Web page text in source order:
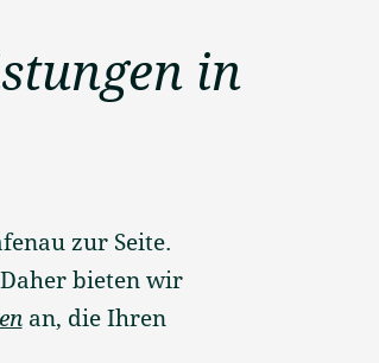
in
zur Seite.
bieten wir
an, die Ihren